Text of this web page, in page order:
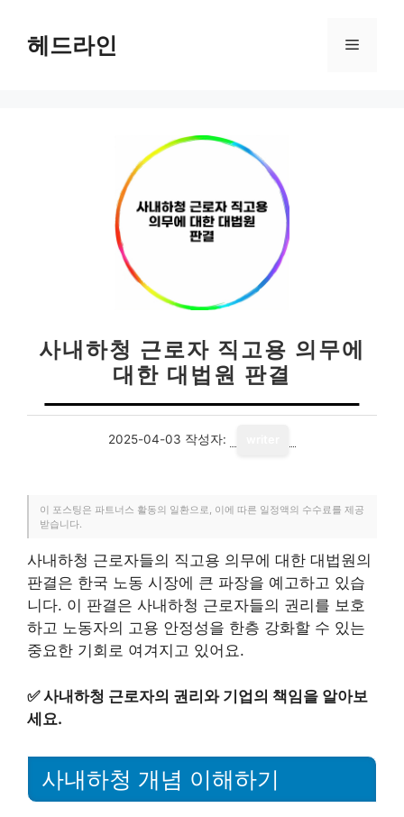
헤드라인 메
사내하청 근로자 직고용 의무에
대한 대법원 판결
2025-04-03 작성자:
이 포스팅은 파트너스 활동의 일환으로, 이에 따른 일정액의 수수료를 제공
받습니다.
사내하청 근로자들의 직고용 의무에 대한 대법원의
판결은 한국 노동 시장에 큰 파장을 예고하고 있습
니다. 이 판결은 사내하청 근로자들의 권리를 보호
하고 노동자의 고용 안정성을 한층 강화할 수 있는
중요한 기회로 여겨지고 있어요.
✅사내하청 근로자의 권리와 기업의 책임을 알아보
세요.
사내하청 개념 이해하기